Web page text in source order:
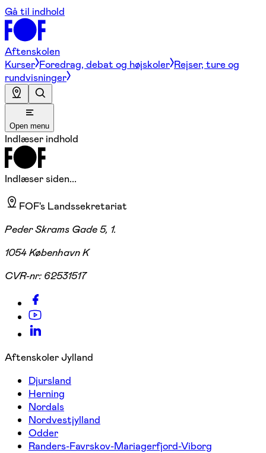
Gå til indhold
Aftenskolen
Kurser Foredrag, debat og højskoler Rejser, ture og
rundvisninger
Open menu
Indlæser indhold
Indlæser siden...
FOF's Landssekretariat
Peder Skrams Gade 5, 1.
1054 København K
CVR-nr: 62531517
Aftenskoler Jylland
Djursland
Herning
Nordals
Nordvestjylland
Odder
Randers-Favrskov-Mariagerfjord-Viborg